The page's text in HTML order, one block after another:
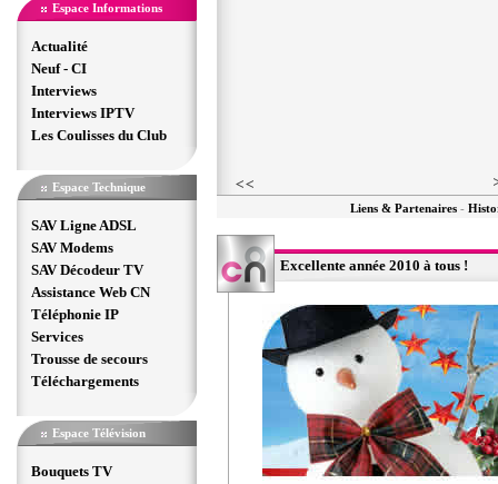
Espace Informations
Actualité
Neuf - CI
Interviews
Interviews IPTV
Les Coulisses du Club
Espace Technique
SAV Ligne ADSL
SAV Modems
SAV Décodeur TV
Assistance Web CN
Téléphonie IP
Services
Trousse de secours
Téléchargements
Espace Télévision
Bouquets TV
Liens & Partenaires-
Excellente année 2010 à tous !